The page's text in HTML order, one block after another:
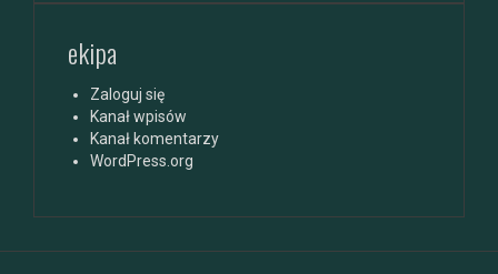
ekipa
Zaloguj się
Kanał wpisów
Kanał komentarzy
WordPress.org